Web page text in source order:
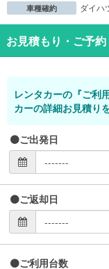
車種確約 ダイハ
お見積もり・ご予約
レンタカーの『ご利
カーの詳細お見積り
ご出発日
ご返却日
ご利用台数